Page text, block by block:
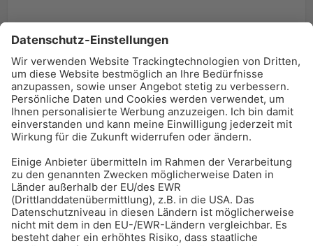
BAU-Index Newsletter
Erhalten Sie regelmäßig Benachrichtigungen zu den
Zur Anmeldung
Meistgelesen:Bauwerksabdichtung